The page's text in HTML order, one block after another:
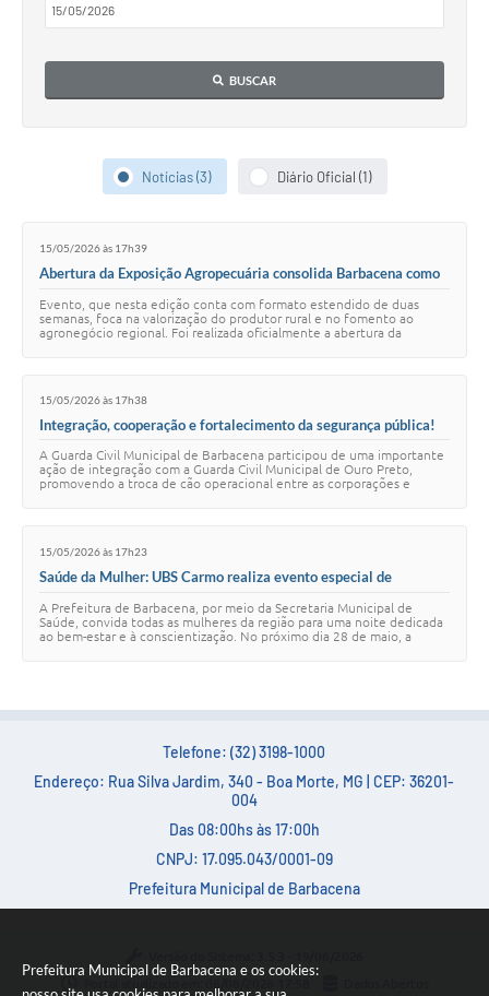
Prefeitura Municipal de Barbacena e os cookies:
PNAB 2026 - Ciclo 2
3º Jornada Empreendedora BQ
Festival Gastronômico
Plano Municipal de Saneamento Básico
Regularização de bairros
Arquivos para Download
Legislação
Telefones Úteis
BUSCAR
Notícias (3) Diário Oficial (1)
15/05/2026 às 17h39
Abertura da Exposição Agropecuária consolida Barbacena como
Evento, que nesta edição conta com formato estendido de duas
semanas, foca na valorização do produtor rural e no fomento ao
agronegócio regional. Foi realizada oficialmente a abertura da
15/05/2026 às 17h38
Integração, cooperação e fortalecimento da segurança pública!
A Guarda Civil Municipal de Barbacena participou de uma importante
ação de integração com a Guarda Civil Municipal de Ouro Preto,
promovendo a troca de cão operacional entre as corporações e
15/05/2026 às 17h23
Saúde da Mulher: UBS Carmo realiza evento especial de
A Prefeitura de Barbacena, por meio da Secretaria Municipal de
Saúde, convida todas as mulheres da região para uma noite dedicada
ao bem-estar e à conscientização. No próximo dia 28 de maio, a
Telefone: (32) 3198-1000
Endereço: Rua Silva Jardim, 340 - Boa Morte, MG | CEP: 36201-
004
Das 08:00hs às 17:00h
CNPJ: 17.095.043/0001-09
Prefeitura Municipal de Barbacena